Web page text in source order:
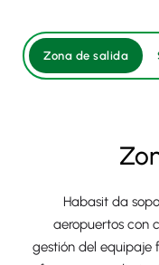
Zona de salida
Habasit da
aeropuertos con
gestión del equipaje